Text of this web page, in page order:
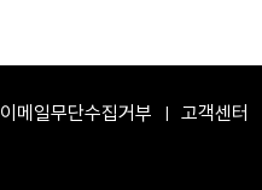
이메일무단수집거부 고객센터